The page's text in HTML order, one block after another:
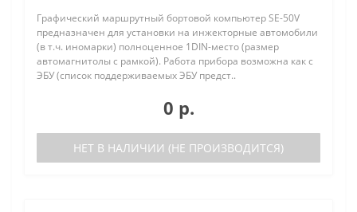
Графический маршрутный бортовой компьютер SE-50V
предназначен для установки на инжекторные автомобили
(в т.ч. иномарки) полноценное 1DIN-место (размер
автомагнитолы с рамкой). Работа прибора возможна как с
ЭБУ (список поддерживаемых ЭБУ предст..
0 р.
НЕТ В НАЛИЧИИ (НЕ ПРОИЗВОДИТСЯ)